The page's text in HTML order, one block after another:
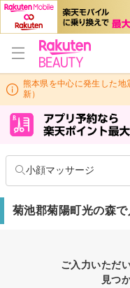
熊本県を中心に発生した
新）
小顔マッサージ
菊池郡菊陽町光の森
ご入力いただ
見つ